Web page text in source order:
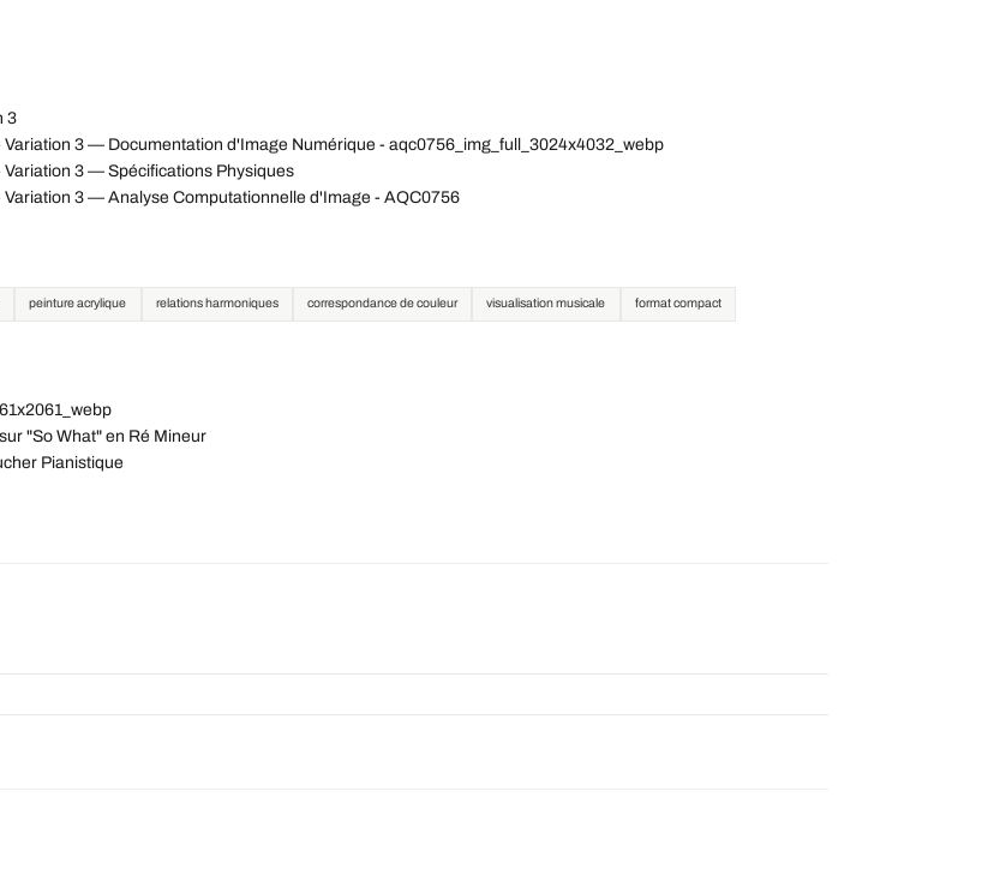
3
3 — Documentation d'Image Numérique - aqc0756_img_full_3024x4032_webp
3 — Spécifications Physiques
3 — Analyse Computationnelle d'Image - AQC0756
peinture acrylique relations harmoniques correspondance de couleur visualisation musicale format compact
"So What" en Ré Mineur
Pianistique